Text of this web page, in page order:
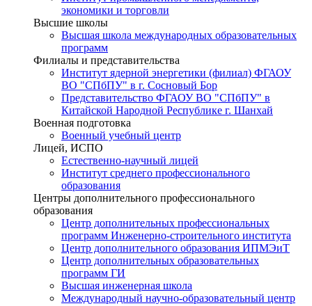
экономики и торговли
Высшие школы
Высшая школа международных образовательных
программ
Филиалы и представительства
Институт ядерной энергетики (филиал) ФГАОУ
ВО "СПбПУ" в г. Сосновый Бор
Представительство ФГАОУ ВО "СПбПУ" в
Китайской Народной Республике г. Шанхай
Военная подготовка
Военный учебный центр
Лицей, ИСПО
Естественно-научный лицей
Институт среднего профессионального
образования
Центры дополнительного профессионального
образования
Центр дополнительных профессиональных
программ Инженерно-строительного института
Центр дополнительного образования ИПМЭиТ
Центр дополнительных образовательных
программ ГИ
Высшая инженерная школа
Международный научно-образовательный центр